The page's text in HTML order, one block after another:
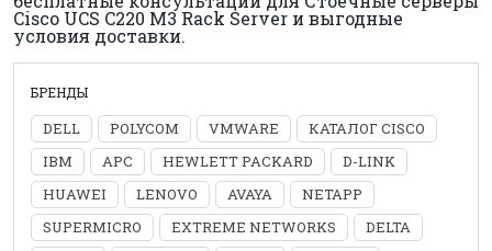
Cisco UCS C220 M3 Rack Server и выгодные
условия доставки.
БРЕНДЫ
DELL POLYCOM VMWARE
КАТАЛОГ CISCO
IBM
APC HEWLETT PACKARD
D-LINK
HUAWEI
LENOVO AVAYA
NETAPP
SUPERMICRO
EXTREME NETWORKS
DELTA